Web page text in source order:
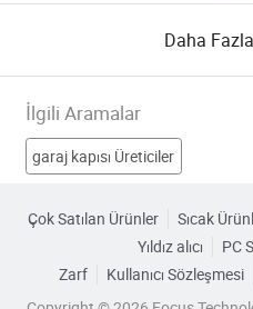
Daha
İlgili Aramalar
garaj kapısı Üreticiler
cam çelik kapı aksesuarları
Çok Satılan Ürünler Sıcak
Yıldız alıcı
PC
Zarf
Kullanıcı Sözleşmesi